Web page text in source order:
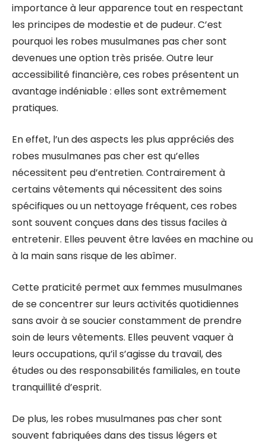
importance à leur apparence tout en respectant
les principes de modestie et de pudeur. C’est
pourquoi les robes musulmanes pas cher sont
devenues une option très prisée. Outre leur
accessibilité financière, ces robes présentent un
avantage indéniable : elles sont extrêmement
pratiques.
En effet, l’un des aspects les plus appréciés des
robes musulmanes pas cher est qu’elles
nécessitent peu d’entretien. Contrairement à
certains vêtements qui nécessitent des soins
spécifiques ou un nettoyage fréquent, ces robes
sont souvent conçues dans des tissus faciles à
entretenir. Elles peuvent être lavées en machine ou
à la main sans risque de les abîmer.
Cette praticité permet aux femmes musulmanes
de se concentrer sur leurs activités quotidiennes
sans avoir à se soucier constamment de prendre
soin de leurs vêtements. Elles peuvent vaquer à
leurs occupations, qu’il s’agisse du travail, des
études ou des responsabilités familiales, en toute
tranquillité d’esprit.
De plus, les robes musulmanes pas cher sont
souvent fabriquées dans des tissus légers et